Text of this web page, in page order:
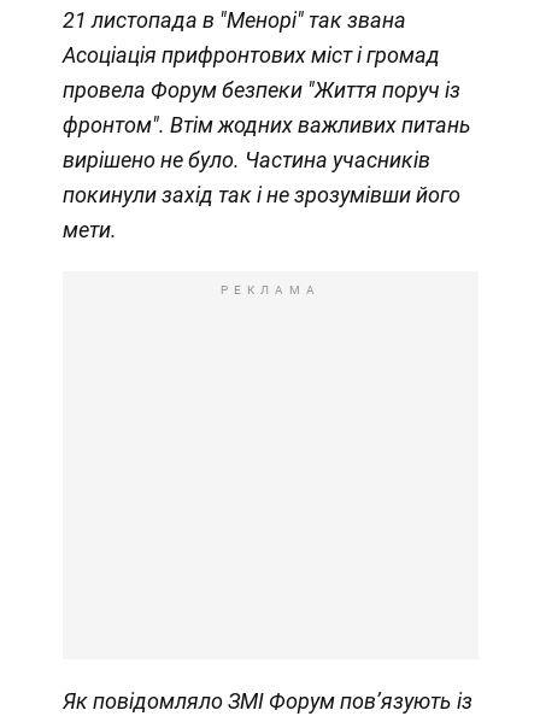
21 листопада в "Менорі" так звана
Асоціація прифронтових міст і громад
провела Форум безпеки "Життя поруч із
фронтом". Втім жодних важливих питань
вирішено не було. Частина учасників
покинули захід так і не зрозумівши його
мети.
РЕКЛАМА
Як повідомляло ЗМІ Форумпов’язують із